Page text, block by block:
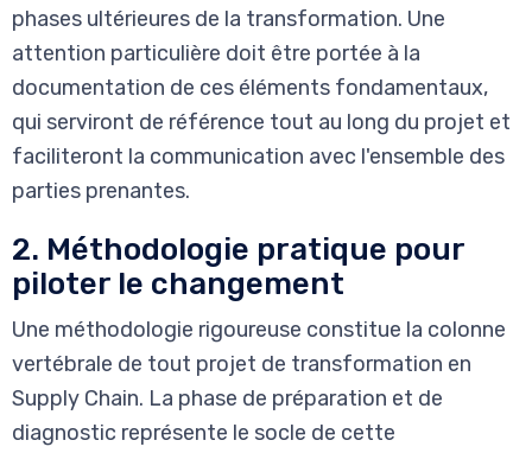
phases ultérieures de la transformation. Une
attention particulière doit être portée à la
documentation de ces éléments fondamentaux,
qui serviront de référence tout au long du projet et
faciliteront la communication avec l'ensemble des
parties prenantes.
2. Méthodologie pratique pour
piloter le changement
Une méthodologie rigoureuse constitue la colonne
vertébrale de tout projet de transformation en
Supply Chain. La phase de préparation et de
diagnostic représente le socle de cette